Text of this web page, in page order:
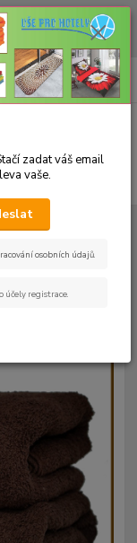
ZA LEPŠÍ
0ks
za0 Kč
bordury - 500g/m²
24 -
zadat váš email
vaše.
osobních údajů.
účely registrace.